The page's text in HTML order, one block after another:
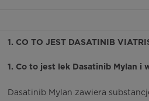
1. CO TO JEST DASATINIB
1. Co to jest lek Dasatinib Mylan i
Dasatinib Mylan zawiera